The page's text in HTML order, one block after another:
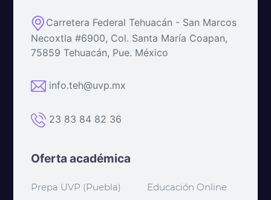
Carretera Federal Tehuacán - San Marcos
Necoxtla #6900, Col. Santa María Coapan,
75859 Tehuacán, Pue. México
info.teh@uvp.mx
23 83 84 82 36
Oferta académica
Prepa UVP (Puebla) Educación Online